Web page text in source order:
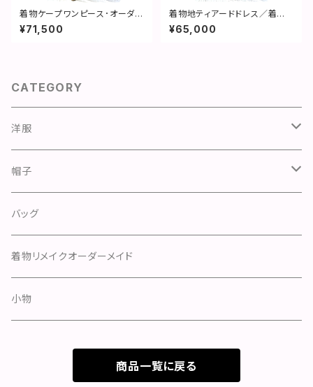
着物ケープワンピース･オーダー
可：刺繍菊模様・訪問着・着物リ
メイク・着物リメイクドレス・国
¥71,500
着物地ティアードドレス／着物
ワンピース／着物ドレス／和ド
レス 1903ｄ01
¥65,000
CATEGORY
洋服
ワンピース
スカート
ドレス
スカート
パンツ
カーディガン
帽子
ハンチング
キャスケット
ベレー
バッグ
着物リメイクオーダーメイド
小物
商品一覧に戻る